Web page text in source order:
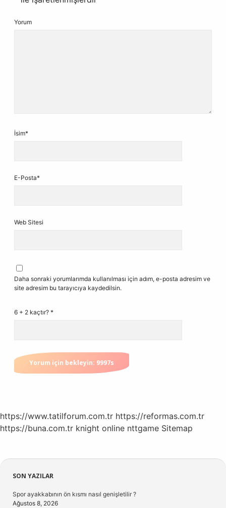
Yorum
İsim*
E-Posta*
Web Sitesi
Daha sonraki yorumlarımda kullanılması için adım, e-posta adresim ve
site adresim bu tarayıcıya kaydedilsin.
6 + 2 kaçtır? *
https://www.tatilforum.com.tr https://reformas.com.tr
https://buna.com.tr knight online nttgame Sitemap
Sidebar
SON YAZILAR
Spor ayakkabının ön kısmı nasıl genişletilir ?
Ağustos 8, 2026